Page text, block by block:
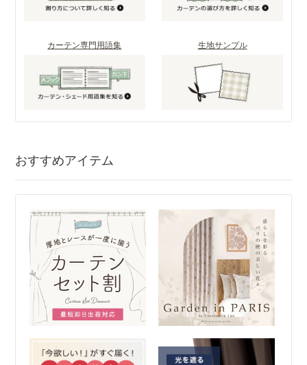
カーテン専門用語集 生地サンプル
おすすめアイテム